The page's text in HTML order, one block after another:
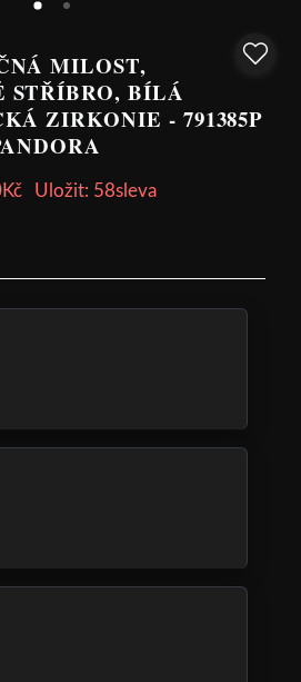
MILOST,
STŘÍBRO, BÍLÁ
ZIRKONIE - 791385P
Uložit: 58sleva